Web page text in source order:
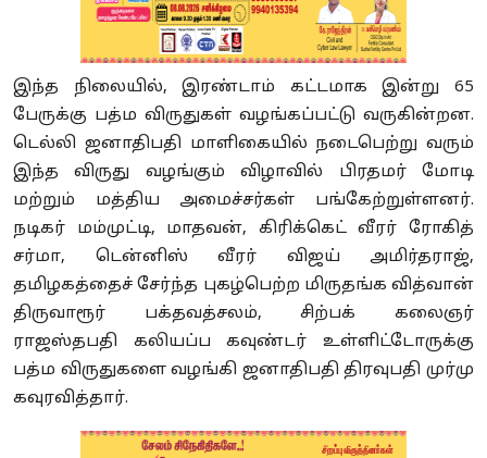
இந்த நிலையில், இரண்டாம் கட்டமாக இன்று 65
பேருக்கு பத்ம விருதுகள் வழங்கப்பட்டு வருகின்றன.
டெல்லி ஜனாதிபதி மாளிகையில் நடைபெற்று வரும்
இந்த விருது வழங்கும் விழாவில் பிரதமர் மோடி
மற்றும் மத்திய அமைச்சர்கள் பங்கேற்றுள்ளனர்.
நடிகர் மம்முட்டி, மாதவன், கிரிக்கெட் வீரர் ரோகித்
சர்மா, டென்னிஸ் வீரர் விஜய் அமிர்தராஜ்,
தமிழகத்தைச் சேர்ந்த புகழ்பெற்ற மிருதங்க வித்வான்
திருவாரூர் பக்தவத்சலம், சிற்பக் கலைஞர்
ராஜஸ்தபதி கலியப்ப கவுண்டர் உள்ளிட்டோருக்கு
பத்ம விருதுகளை வழங்கி ஜனாதிபதி திரவுபதி முர்மு
கவுரவித்தார்.